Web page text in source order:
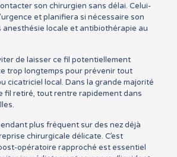
son chirurgien sans délai. Celui-
et planifiera si nécessaire son
locale et antibiothérapie au
de laisser ce fil potentiellement
trop longtemps pour prévenir tout
cicatriciel local. Dans la grande majorité
fil retiré, tout rentre rapidement dans
plus fréquent sur des nez déjà
chirurgicale délicate. C’est
opératoire rapproché est essentiel